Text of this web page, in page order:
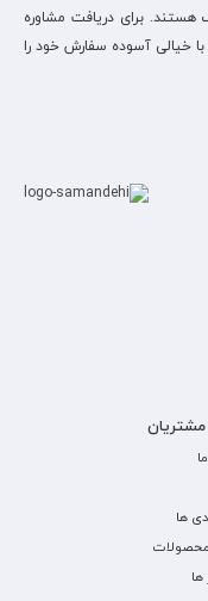
برای دریافت مشاوره
با خیالی آسوده سفارش خود را
ها
ها